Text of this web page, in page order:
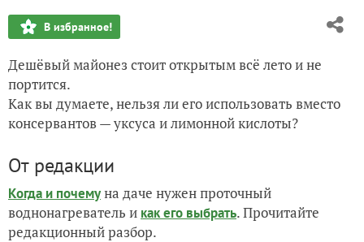
В избранное!
Дешёвый майонез стоит открытым всё лето и не
портится.
Как вы думаете, нельзя ли его использовать вместо
консервантов — уксуса и лимонной кислоты?
От редакции
Когда и почемуна даче нужен проточный
воднонагреватель и как его выбрать. Прочитайте
редакционный разбор.